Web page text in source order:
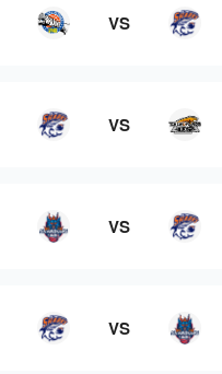
VS
VS
VS
VS